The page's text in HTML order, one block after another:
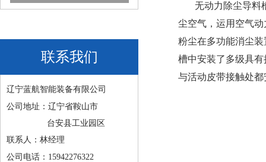
联系我们
辽宁蓝航智能装备有限公司
公司地址：辽宁省鞍山市
台安县工业园区
联系人：林经理
公司电话：15942276322
无动力除尘导料槽
尘空气，运用空气
粉尘在多功能消尘
槽中安装了多级具
与活动皮带接触处